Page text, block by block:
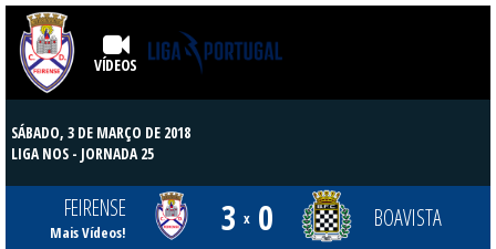
VÍDEOS
SÁBADO, 3 DE MARÇO DE 2018
LIGA NOS - JORNADA 25
FEIRENSE
Mais Vídeos! 3 x 0 BOAVISTA